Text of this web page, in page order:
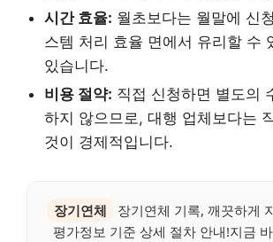
시간 효율: 월초보다는 월말에 신
스템 처리 효율 면에서 유리할 수
있습니다.
비용 절약: 직접 신청하면 별도의
하지 않으므로, 대행 업체보다는
것이 경제적입니다.
장기연체
장기연체 기록, 깨끗하게
평가정보 기준 상세 절차 안내!지금